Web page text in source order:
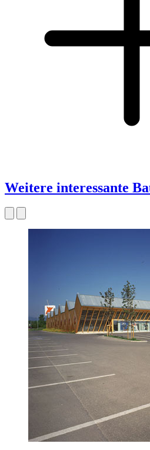
Weitere interessante